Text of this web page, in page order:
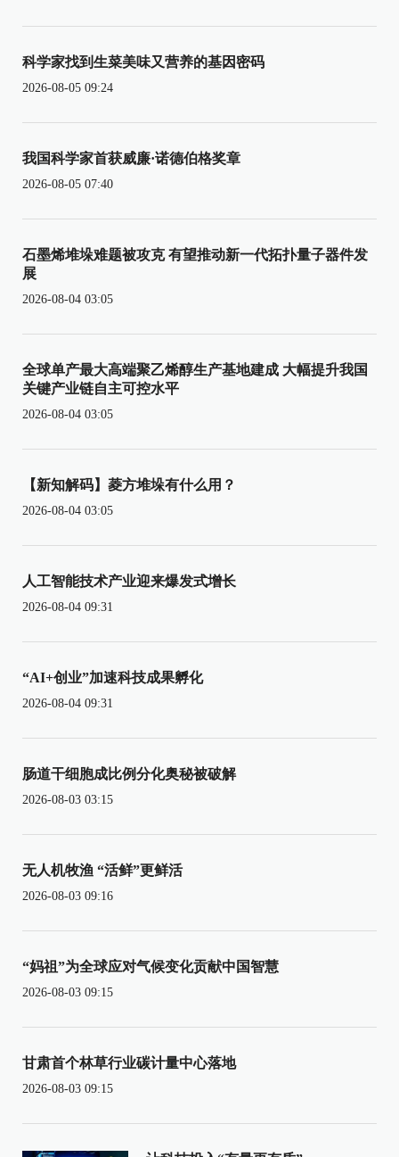
科学家找到生菜美味又营养的基因密码
2026-08-05 09:24
我国科学家首获威廉·诺德伯格奖章
2026-08-05 07:40
石墨烯堆垛难题被攻克 有望推动新一代拓扑量子器件发
展
2026-08-04 03:05
全球单产最大高端聚乙烯醇生产基地建成 大幅提升我国
关键产业链自主可控水平
2026-08-04 03:05
【新知解码】菱方堆垛有什么用？
2026-08-04 03:05
人工智能技术产业迎来爆发式增长
2026-08-04 09:31
“AI+创业”加速科技成果孵化
2026-08-04 09:31
肠道干细胞成比例分化奥秘被破解
2026-08-03 03:15
无人机牧渔 “活鲜”更鲜活
2026-08-03 09:16
“妈祖”为全球应对气候变化贡献中国智慧
2026-08-03 09:15
甘肃首个林草行业碳计量中心落地
2026-08-03 09:15